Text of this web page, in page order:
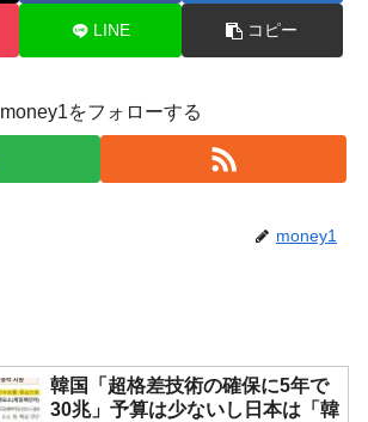
LINE コピー
money1をフォローする
money1
韓国「超格差技術の確保に5年で
30兆」予算は少ないし日本は「韓